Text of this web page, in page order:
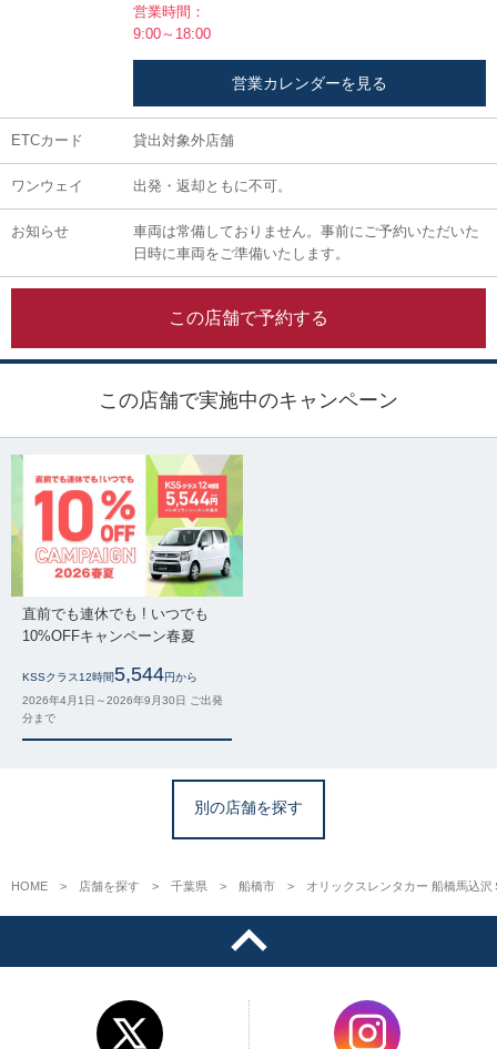
営業時間：
9:00～18:00
営業カレンダーを見る
ETCカード 貸出対象外店舗
ワンウェイ 出発・返却ともに不可。
お知らせ
車両は常備しておりません。事前にご予約いただいた
日時に車両をご準備いたします。
この店舗で予約する
この店舗で実施中のキャンペーン
直前でも連休でも ! いつでも
10%OFFキャンペーン春夏
KSSクラス12時間5,544円から
2026年4月1日～2026年9月30日 ご出発
分まで
別の店舗を探す
HOME 店舗を探す 千葉県 船橋市 オリックスレンタカー 船橋馬込沢